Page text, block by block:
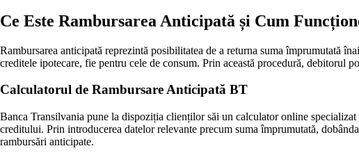
Ce Este Rambursarea Anticipată și Cum
Rambursarea anticipată reprezintă posibilitatea de a returna suma împrumutată
creditele ipotecare, fie pentru cele de consum. Prin această procedură, debitorul
Calculatorul de Rambursare Anticipată BT
Banca Transilvania pune la dispoziția clienților săi un calculator online
creditului. Prin introducerea datelor relevante precum suma împrumutată,
rambursări anticipate.